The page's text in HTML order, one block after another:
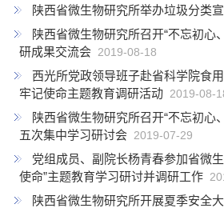
陕西省微生物研究所举办垃圾分类
陕西省微生物研究所召开“不忘初心
研成果交流会 2019-08-18
西光所党政领导班子赴省科学院食
牢记使命主题教育调研活动 2019-08-
陕西省微生物研究所召开“不忘初心
五次集中学习研讨会 2019-07-29
党组成员、副院长杨青春参加省微
使命”主题教育学习研讨并调研工作
陕西省微生物研究所开展夏季安全